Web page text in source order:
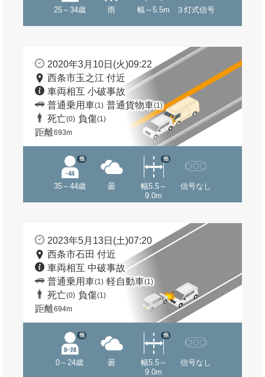
25～34歳 雨 幅～5.5m ３灯式信号
2020年3月10日(火)09:22
西条市玉之江 付近
車両相互 小破事故
普通乗用車(1) 普通貨物車(1)
死亡(0) 負傷(1)
距離693m
35～44歳
他
曇
幅5.5～
9.0m
他
信号なし
2023年5月13日(土)07:20
西条市石田 付近
車両相互 中破事故
普通乗用車(1) 軽自動車(1)
死亡(0) 負傷(1)
距離694m
0～24歳
他
曇
幅5.5～
9.0m
他
信号なし